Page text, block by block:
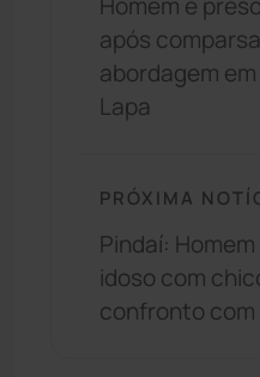
após
abordagem
Lapa
PRÓXIMA
Pindaí:
idoso com
confronto com